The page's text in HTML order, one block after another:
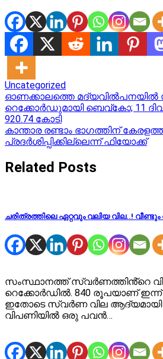
Uncategorized
Post
navigation
ഓണക്കാലത്തെ
റെക്കോർഡുമായി ബെവ്‌കോ; 11
920.74 കോടി
കാന്താര രണ്ടാം ഭാഗത്തിന്
പ്രദര്‍ശിപ്പിക്കില്ലെന്ന് ഫിയോക്ക്
Related Posts
ചരിത്രത്തിലെ ഏറ്റവും വലിയ വില..!
സംസ്ഥാനത്ത് സ്വർണത്തിൻ്റെ
റെക്കോർഡിൽ. 840 രൂപയാണ് ഇന്ന്
ഇതോടെ സ്വർണ വില ആദ്യമായി
വിപണിയിൽ ഒരു പവൻ…